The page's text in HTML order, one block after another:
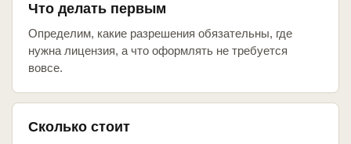
Что делать первым
Определим, какие разрешения обязательны, где
нужна лицензия, а что оформлять не требуется
вовсе.
Сколько стоит